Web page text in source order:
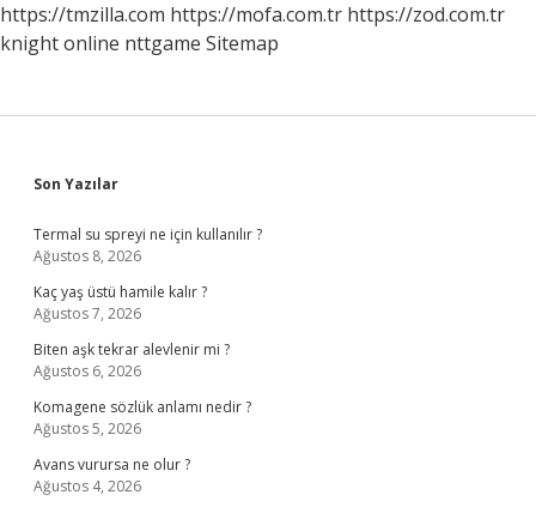
https://tmzilla.com https://mofa.com.tr https://zod.com.tr
knight online nttgame Sitemap
Sidebar
Son Yazılar
Termal su spreyi ne için kullanılır ?
Ağustos 8, 2026
Kaç yaş üstü hamile kalır ?
Ağustos 7, 2026
Biten aşk tekrar alevlenir mi ?
Ağustos 6, 2026
Komagene sözlük anlamı nedir ?
Ağustos 5, 2026
Avans vurursa ne olur ?
Ağustos 4, 2026